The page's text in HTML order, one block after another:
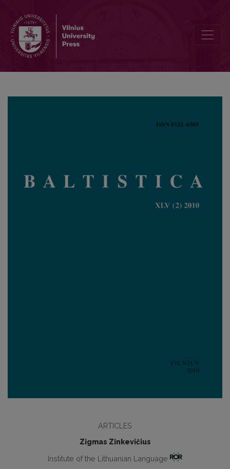
ARTICLES
Zigmas Zinkevičius
Institute of the Lithuanian Language